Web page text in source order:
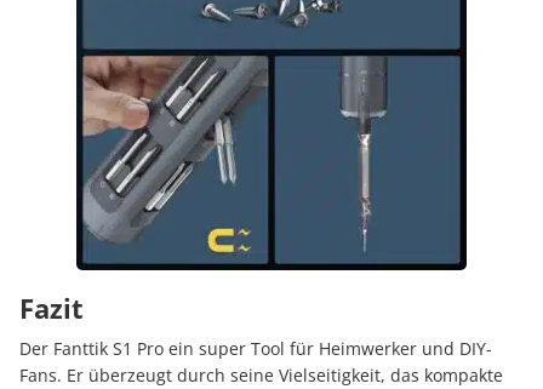
Fazit
Der Fanttik S1 Pro ein super Tool für Heimwerker und DIY-
Fans. Er überzeugt durch seine Vielseitigkeit, das kompakte